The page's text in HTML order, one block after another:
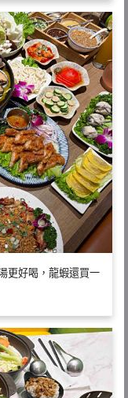
更好喝，龍蝦還買一